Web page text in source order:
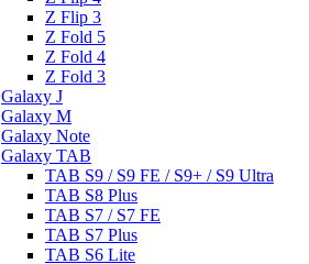
Z Flip 3
Z Fold 5
Z Fold 4
Z Fold 3
Galaxy J
Galaxy M
Galaxy Note
Galaxy TAB
TAB S9 / S9 FE / S9+ / S9 Ultra
TAB S8 Plus
TAB S7 / S7 FE
TAB S7 Plus
TAB S6 Lite